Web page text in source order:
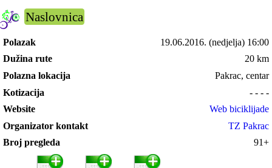
Naslovnica
Polazak 19.06.2016. (nedjelja) 16:00
Dužina rute
20 km
Polazna lokacija
Pakrac, centar
Kotizacija
- - - -
Website
Web biciklijade
Organizator kontakt
TZ Pakrac
Broj pregleda
91+